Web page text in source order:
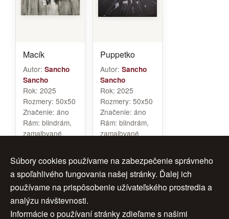
Macík
Autor: Sancho
Sancho
Rok: 2025
Rozmery: 50x50
Značenie: áno
Rám: blindrám,
zamaľované
Puppetko
Autor: Sancho
Sancho
Rok: 2025
Rozmery: 50x50
Značenie: áno
Rám: blindrám,
zamaľované
1
Súbory cookies používame na zabezpečenie správneho
a spoľahlivého fungovania našej stránky. Ďalej ich
používame na prispôsobenie užívateľského prostredia a
analýzu návštevnosti.
Informácie o používaní stránky zdieľame s našimi